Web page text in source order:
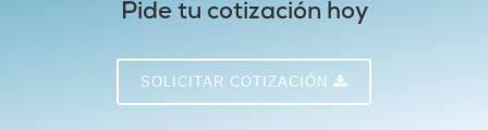
Pide tu cotización hoy
SOLICITAR COTIZACIÓN